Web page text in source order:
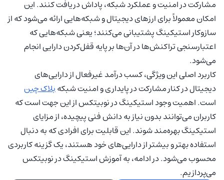
مشارکت در امنیت و عملکرد شبکه، پاداش دریافت کنند. این
امکان معمولاً برای ارزهای دیجیتال و شبکه‌هایی ارائه می‌شود که از
سازوکار استیکینگ پشتیبانی می‌کنند؛ یعنی شبکه‌هایی که
اعتبارسنجی تراکنش‌ها در آن‌ها بر پایه قفل‌کردن دارایی انجام
می‌شود.
کاربرد اصلی این ویژگی، کسب درآمد غیرفعال از دارایی‌های
دیجیتال در کنار مشارکت در پایداری و امنیت شبکهبلاک چین
است. اهمیت وجود استیکینگ در نوبیتکس از این جهت است که
کاربران می‌توانند بدون نیاز به دانش فنی پیچیده، از مزایای
استیکینگ بهره‌مند شوند. این قابلیت برای افرادی که به دنبال
استفاده بهتر و بیشتر از دارایی‌های خود هستند، یک گزینه کاربردی
محسوب می‌شود. در ادامه، به آموزش استیکینگ در نوبیتکس
می‌پردازیم.